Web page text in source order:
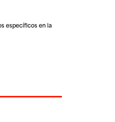
específicos en la